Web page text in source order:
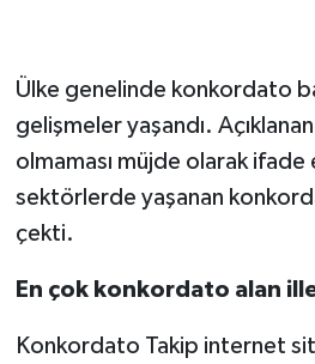
Ülke genelinde konkordato
gelişmeler yaşandı.
olmaması müjde olarak ifade
sektörlerde yaşanan
çekti.
En çok konkordato alan
Konkordato Takip internet